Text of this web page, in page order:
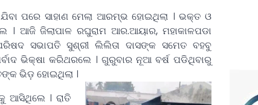
ପରେ ସାହାଣ ମେଲା ଆରମ୍ଭ ହୋଇଥିଲା । ଭକ୍ତ ଓ
। ଆଜି ଜିଲାପାଳ ରଘୁରାମ ଆର.ଆୟାର, ମହାକାଳପଡା
ସଭାପତି ସୁଶ୍ରୀ ଲିଲିତା ଦାସଙ୍କ ସମେତ ବହବୁ
ଭିକ୍ଷା କରିଥରଲେ । ଗୁରୁବାର ନୂଆ ବର୍ଷ ପଡିଥିବାରୁ
ଭିଡ଼ ହୋଇଥିଲା ।
ଆସିଥିଲେ । ରାତି